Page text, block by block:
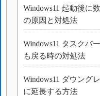
Windows11 起動後に
の原因と対処法
Windows11 タスクバ
も戻る時の対処法
Windows11 ダウング
に延長する方法